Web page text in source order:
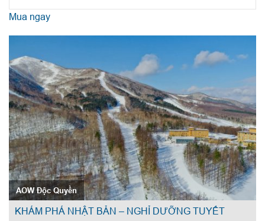
Mua ngay
AOW Độc Quyền
KHÁM PHÁ NHẬT BẢN – NGHỈ DƯỠNG TUYẾT